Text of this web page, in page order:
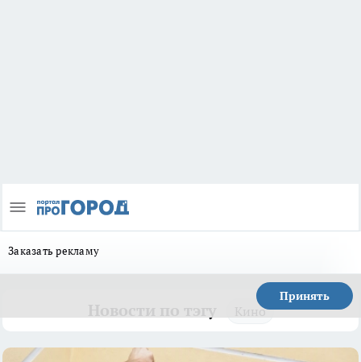
Заказать рекламу
Принять
Кино